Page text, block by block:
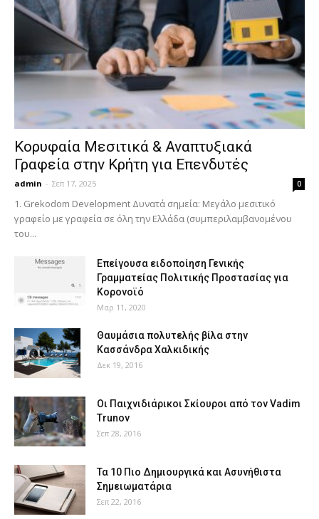
Κορυφαία Μεσιτικά & Αναπτυξιακά
Γραφεία στην Κρήτη για Επενδυτές
admin - Σεπ 17, 2025 0
1. Grekodom Development Δυνατά σημεία: Μεγάλο μεσιτικό
γραφείο με γραφεία σε όλη την Ελλάδα (συμπεριλαμβανομένου
του...
Επείγουσα ειδοποίηση Γενικής
Γραμματείας Πολιτικής Προστασίας για
Κορονοϊό
Μαρ 11, 2020
Θαυμάσια πολυτελής βίλα στην
Κασσάνδρα Χαλκιδικής
Δεκ 19, 2016
Οι Παιχνιδιάρικοι Σκίουροι από τον Vadim
Trunov
Σεπ 28, 2016
Τα 10 Πιο Δημιουργικά και Ασυνήθιστα
Σημειωματάρια
Σεπ 22, 2016